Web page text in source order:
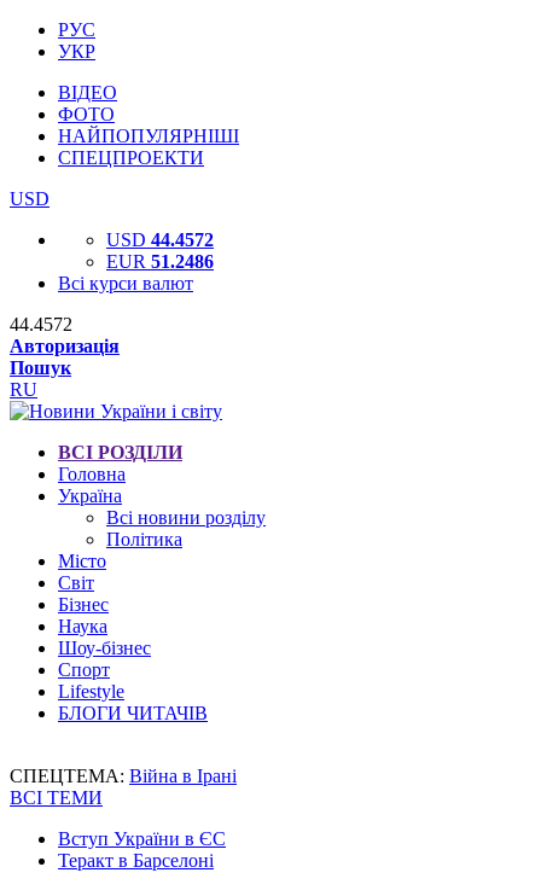
РУС
УКР
ВІДЕО
ФОТО
НАЙПОПУЛЯРНІШІ
СПЕЦПРОЕКТИ
USD
USD 44.4572
EUR 51.2486
Всі курси валют
44.4572
Авторизація
Пошук
RU
ВСІ РОЗДІЛИ
Головна
Україна
Всі новини розділу
Політика
Місто
Світ
Бізнес
Наука
Шоу-бізнес
Спорт
Lifestyle
БЛОГИ ЧИТАЧІВ
СПЕЦТЕМА: Війна в Ірані
ВСІ ТЕМИ
Вступ України в ЄС
Теракт в Барселоні